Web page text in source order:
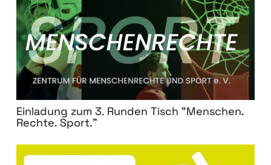
Einladung zum 3. Runden Tisch “Menschen.
Rechte. Sport.”